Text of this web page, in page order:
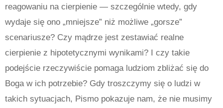
reagowaniu na cierpienie — szczególnie wtedy, gdy
wydaje się ono „mniejsze” niż możliwe „gorsze”
scenariusze? Czy mądrze jest zestawiać realne
cierpienie z hipotetycznymi wynikami? I czy takie
podejście rzeczywiście pomaga ludziom zbliżać się do
Boga w ich potrzebie? Gdy troszczymy się o ludzi w
takich sytuacjach, Pismo pokazuje nam, że nie musimy